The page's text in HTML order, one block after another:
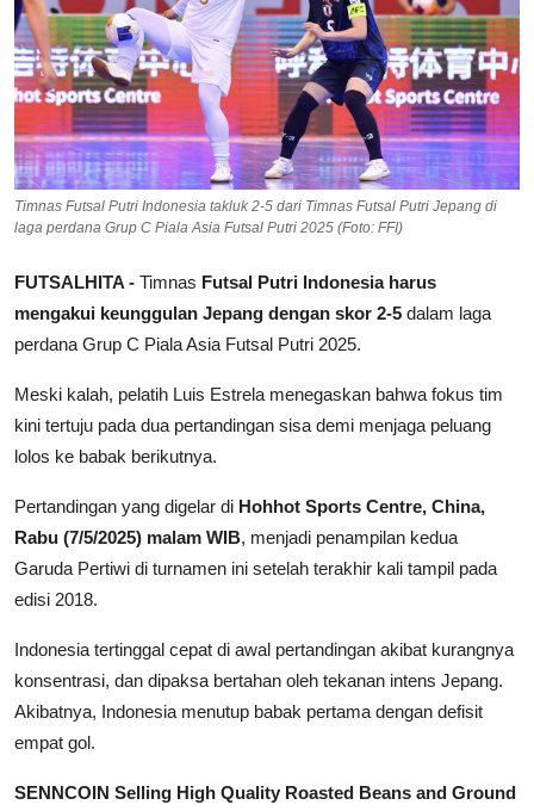
Timnas Futsal Putri Indonesia takluk 2-5 dari Timnas Futsal Putri Jepang di
laga perdana Grup C Piala Asia Futsal Putri 2025 (Foto: FFI)
FUTSALHITA - Timnas Futsal Putri Indonesia harus
mengakui keunggulan Jepang dengan skor 2-5 dalam laga
perdana Grup C Piala Asia Futsal Putri 2025.
Meski kalah, pelatih Luis Estrela menegaskan bahwa fokus tim
kini tertuju pada dua pertandingan sisa demi menjaga peluang
lolos ke babak berikutnya.
Pertandingan yang digelar di Hohhot Sports Centre, China,
Rabu (7/5/2025) malam WIB, menjadi penampilan kedua
Garuda Pertiwi di turnamen ini setelah terakhir kali tampil pada
edisi 2018.
Indonesia tertinggal cepat di awal pertandingan akibat kurangnya
konsentrasi, dan dipaksa bertahan oleh tekanan intens Jepang.
Akibatnya, Indonesia menutup babak pertama dengan defisit
empat gol.
SENNCOIN Selling High Quality Roasted Beans and Ground